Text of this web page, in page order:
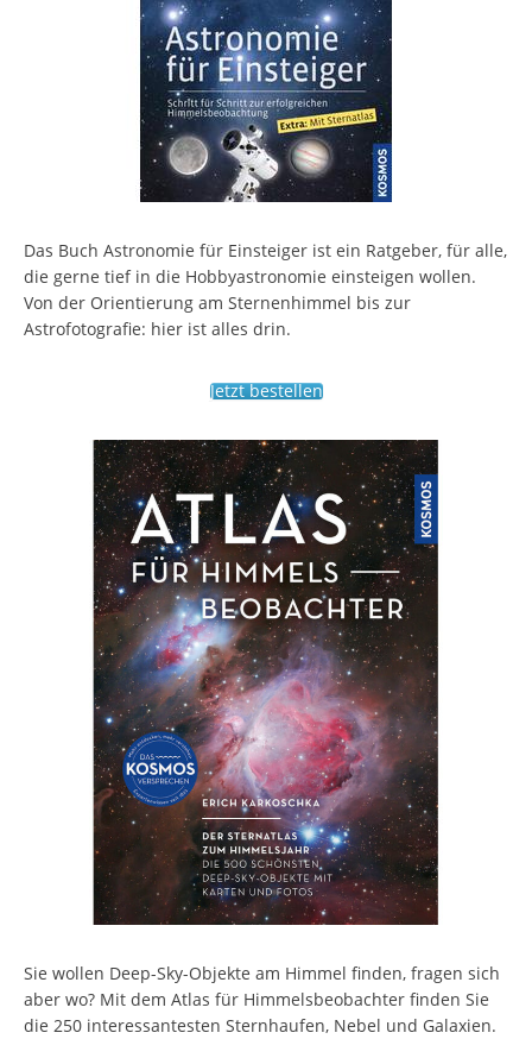
Das Buch Astronomie für Einsteiger ist ein Ratgeber, für alle,
die gerne tief in die Hobbyastronomie einsteigen wollen.
Von der Orientierung am Sternenhimmel bis zur
Astrofotografie: hier ist alles drin.
Jetzt bestellen
Sie wollen Deep-Sky-Objekte am Himmel finden, fragen sich
aber wo? Mit dem Atlas für Himmelsbeobachter finden Sie
die 250 interessantesten Sternhaufen, Nebel und Galaxien.